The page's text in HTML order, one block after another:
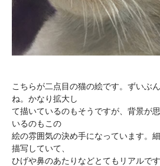
こちらが二点目の猫の絵です。ずいぶ
ね。かなり拡大し
て描いているのもそうですが、背景が
いるのもこの
絵の雰囲気の決め手になっています。
描写していて、
ひげや鼻のあたりなどとてもリアルで